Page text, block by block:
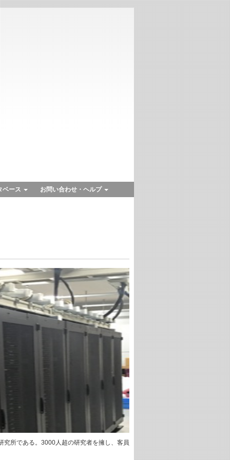
ベース お問い合わせ・ヘルプ
究所である。3000人超の研究者を擁し、客員